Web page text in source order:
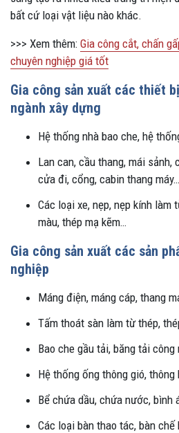
bất cứ loại vật liệu nào khác.
>>> Xem thêm: Gia công cắt, chấn
chuyên nghiệp giá tốt
Gia công sản xuất các thiết
ngành xây dựng
Hệ thống nhà bao che, hệ
Lan can, cầu thang, mái
cửa đi, cổng, cabin thang máy…
Các loại xe, nẹp, nẹp kính làm
màu, thép mạ kẽm…
Gia công sản xuất các sản
nghiệp
Máng điện, máng cáp, thang
Tấm thoát sàn làm từ thép,
Bao che gầu tải, băng tải công
Hệ thống ống thông gió,
Bể chứa dầu, chứa nước, bình
Các loại bàn thao tác, bàn